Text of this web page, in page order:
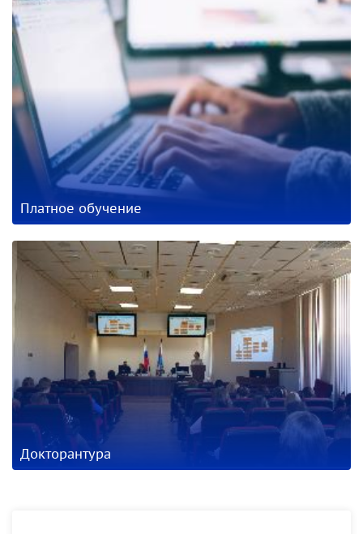
Платное обучение
Докторантура